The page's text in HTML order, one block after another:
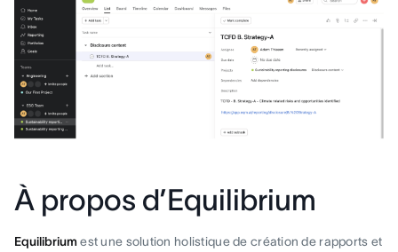
À propos d’Equilibrium
Equilibrium est une solution holistique de création de rapports et